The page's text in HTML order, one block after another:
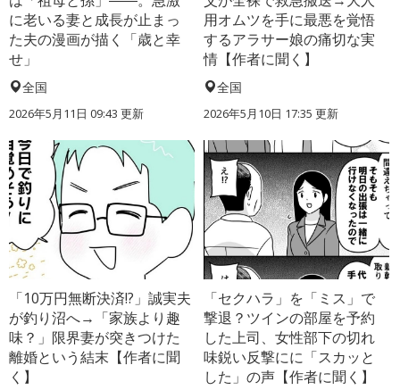
に老いる妻と成長が止まっ
た夫の漫画が描く「歳と幸
せ」
全国
2026年5月11日 09:43 更新
用オムツを手に最悪を覚悟
するアラサー娘の痛切な実
情【作者に聞く】
全国
2026年5月10日 17:35 更新
「10万円無断決済!?」誠実夫
が釣り沼へ→「家族より趣
味？」限界妻が突きつけた
離婚という結末【作者に聞
く】
「セクハラ」を「ミス」で
撃退？ツインの部屋を予約
した上司、女性部下の切れ
味鋭い反撃にに「スカッと
した」の声【作者に聞く】